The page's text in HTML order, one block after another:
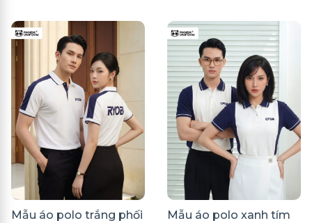
Mẫu áo polo trắng phối
Mẫu áo polo xanh tím